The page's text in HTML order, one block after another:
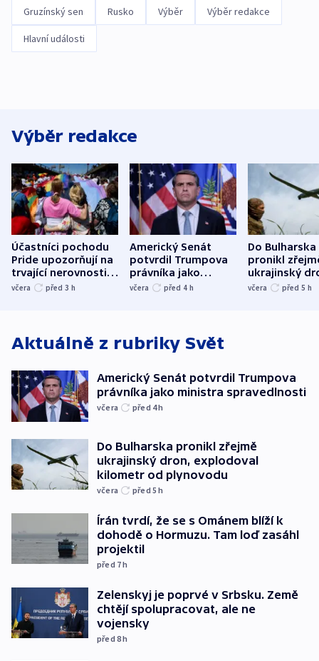
Gruzínský sen Rusko Výběr Výběr redakce
Hlavní události
Výběr redakce
Účastníci pochodu
Pride upozorňují na
trvající nerovnosti i
společenskou
včera před 3 h
Americký Senát
potvrdil Trumpova
právníka jako
ministra
včera před 4 h
Do Bulharska
pronikl
ukrajinský
explodoval
včera před 5 h
Aktuálně z rubriky Svět
Americký Senát potvrdil Trumpova
právníka jako ministra spravedlnosti
včera před 4h
Do Bulharska pronikl zřejmě
ukrajinský dron, explodoval
kilometr od plynovodu
včera před 5h
Írán tvrdí, že se s Ománem blíží k
dohodě o Hormuzu. Tam loď zasáhl
projektil
před 7h
Zelenskyj je poprvé v Srbsku. Země
chtějí spolupracovat, ale ne
vojensky
před 8h